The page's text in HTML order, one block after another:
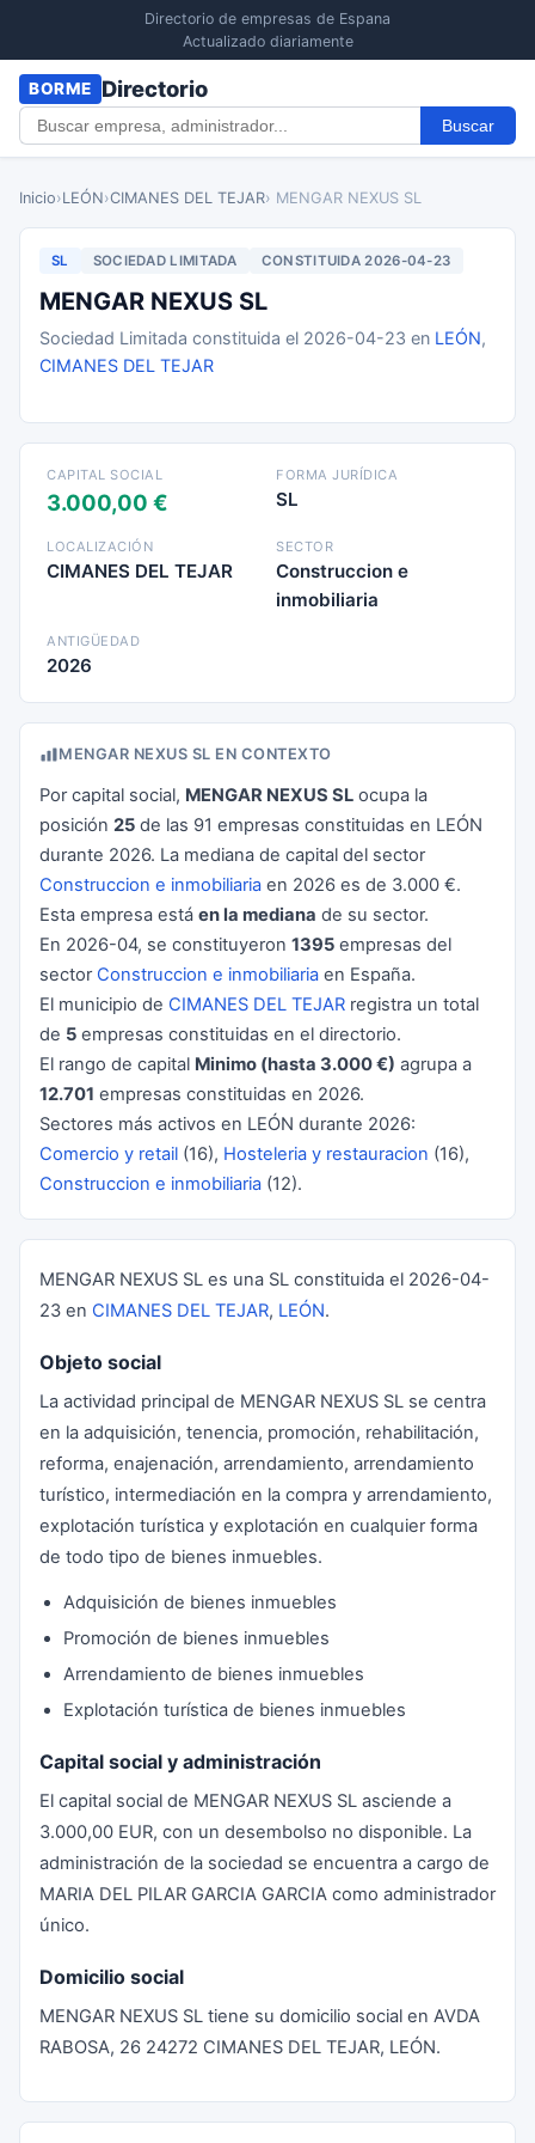
Directorio de empresas de Espana
Actualizado diariamente
BORME Directorio
Buscar
Inicio›LEÓN›CIMANES DEL TEJAR› MENGAR NEXUS SL
SL SOCIEDAD LIMITADA CONSTITUIDA 2026-04-23
MENGAR NEXUS SL
Sociedad Limitada constituida el 2026-04-23 en LEÓN,
CIMANES DEL TEJAR
CAPITAL SOCIAL
3.000,00 €
FORMA JURÍDICA
SL
LOCALIZACIÓN
CIMANES DEL TEJAR
SECTOR
Construccion e
inmobiliaria
ANTIGÜEDAD
2026
MENGAR NEXUS SL EN CONTEXTO
Por capital social, MENGAR NEXUS SL ocupa la
posición 25 de las 91 empresas constituidas en LEÓN
durante 2026. La mediana de capital del sector
Construccion e inmobiliaria en 2026 es de 3.000 €.
Esta empresa está en la mediana de su sector.
En 2026-04, se constituyeron 1395 empresas del
sector Construccion e inmobiliaria en España.
El municipio de CIMANES DEL TEJAR registra un total
de 5 empresas constituidas en el directorio.
El rango de capital Minimo (hasta 3.000 €) agrupa a
12.701 empresas constituidas en 2026.
Sectores más activos en LEÓN durante 2026:
Comercio y retail (16), Hosteleria y restauracion (16),
Construccion e inmobiliaria (12).
MENGAR NEXUS SL es una SL constituida el 2026-04-
23 en CIMANES DEL TEJAR, LEÓN.
Objeto social
La actividad principal de MENGAR NEXUS SL se centra
en la adquisición, tenencia, promoción, rehabilitación,
reforma, enajenación, arrendamiento, arrendamiento
turístico, intermediación en la compra y arrendamiento,
explotación turística y explotación en cualquier forma
de todo tipo de bienes inmuebles.
Adquisición de bienes inmuebles
Promoción de bienes inmuebles
Arrendamiento de bienes inmuebles
Explotación turística de bienes inmuebles
Capital social y administración
El capital social de MENGAR NEXUS SL asciende a
3.000,00 EUR, con un desembolso no disponible. La
administración de la sociedad se encuentra a cargo de
MARIA DEL PILAR GARCIA GARCIA como administrador
único.
Domicilio social
MENGAR NEXUS SL tiene su domicilio social en AVDA
RABOSA, 26 24272 CIMANES DEL TEJAR, LEÓN.